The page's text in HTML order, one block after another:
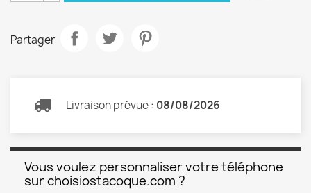
Partager
Livraison prévue : 08/08/2026
Vous voulez personnaliser votre téléphone
sur choisiostacoque.com ?